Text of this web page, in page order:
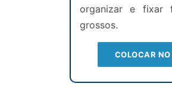
organizar e fixar
grossos.
COLOCAR